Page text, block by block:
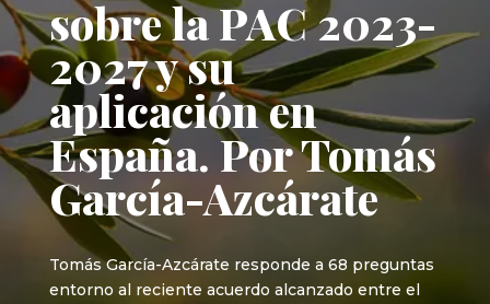
sobre la PAC 2023-
2027 y su
aplicación en
España. Por Tomás
García-Azcárate
Tomás García-Azcárate responde a 68 preguntas
entorno al reciente acuerdo alcanzado entre el